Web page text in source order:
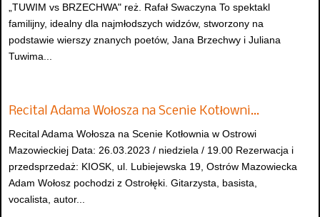
„TUWIM vs BRZECHWA" reż. Rafał Swaczyna To spektakl
familijny, idealny dla najmłodszych widzów, stworzony na
podstawie wierszy znanych poetów, Jana Brzechwy i Juliana
Tuwima...
Recital Adama Wołosza na Scenie Kotłowni…
Recital Adama Wołosza na Scenie Kotłownia w Ostrowi
Mazowieckiej Data: 26.03.2023 / niedziela / 19.00 Rezerwacja i
przedsprzedaż: KIOSK, ul. Lubiejewska 19, Ostrów Mazowiecka
Adam Wołosz pochodzi z Ostrołęki. Gitarzysta, basista,
vocalista, autor...